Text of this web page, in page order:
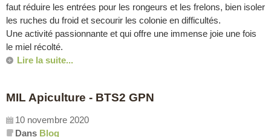
faut réduire les entrées pour les rongeurs et les frelons, bien isoler
les ruches du froid et secourir les colonie en difficultés.
Une activité passionnante et qui offre une immense joie une fois
le miel récolté.
Lire la suite...
MIL Apiculture - BTS2 GPN
10 novembre 2020
Dans Blog